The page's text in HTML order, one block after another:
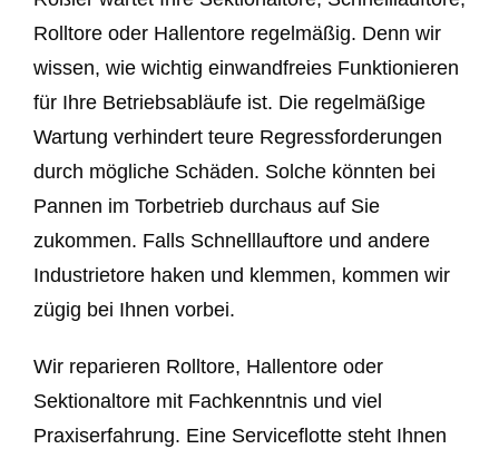
Rolltore oder Hallentore regelmäßig. Denn wir
wissen, wie wichtig einwandfreies Funktionieren
für Ihre Betriebsabläufe ist. Die regelmäßige
Wartung verhindert teure Regressforderungen
durch mögliche Schäden. Solche könnten bei
Pannen im Torbetrieb durchaus auf Sie
zukommen. Falls Schnelllauftore und andere
Industrietore haken und klemmen, kommen wir
zügig bei Ihnen vorbei.
Wir reparieren Rolltore, Hallentore oder
Sektionaltore mit Fachkenntnis und viel
Praxiserfahrung. Eine Serviceflotte steht Ihnen